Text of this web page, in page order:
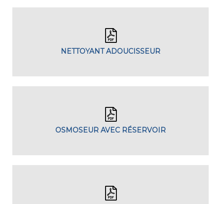
NETTOYANT ADOUCISSEUR
OSMOSEUR AVEC RÉSERVOIR